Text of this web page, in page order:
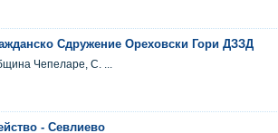
Сдружение Ореховски Гори ДЗЗД
Чепеларе, С. ...
- Севлиево